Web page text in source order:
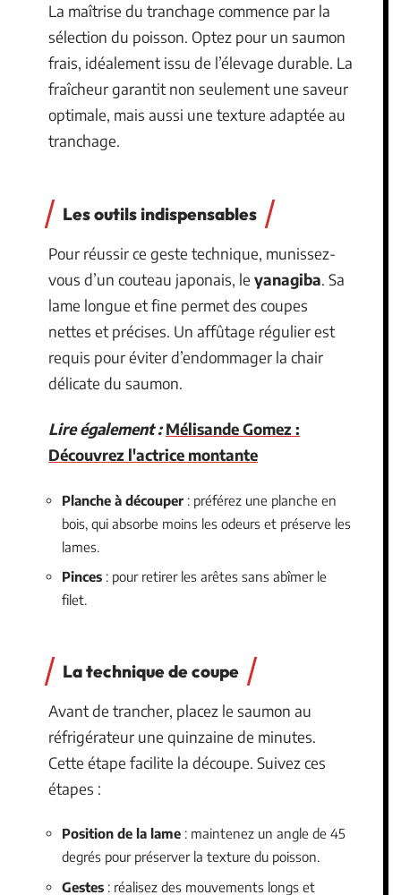
La maîtrise du tranchage commence par la
sélection du poisson. Optez pour un saumon
frais, idéalement issu de l’élevage durable. La
fraîcheur garantit non seulement une saveur
optimale, mais aussi une texture adaptée au
tranchage.
Les outils indispensables
Pour réussir ce geste technique, munissez-
vous d’un couteau japonais, le yanagiba. Sa
lame longue et fine permet des coupes
nettes et précises. Un affûtage régulier est
requis pour éviter d’endommager la chair
délicate du saumon.
Lire également : Mélisande Gomez :
Découvrez l'actrice montante
Planche à découper : préférez une planche en
bois, qui absorbe moins les odeurs et préserve les
lames.
Pinces : pour retirer les arêtes sans abîmer le
filet.
La technique de coupe
Avant de trancher, placez le saumon au
réfrigérateur une quinzaine de minutes.
Cette étape facilite la découpe. Suivez ces
étapes :
Position de la lame : maintenez un angle de 45
degrés pour préserver la texture du poisson.
Gestes : réalisez des mouvements longs et